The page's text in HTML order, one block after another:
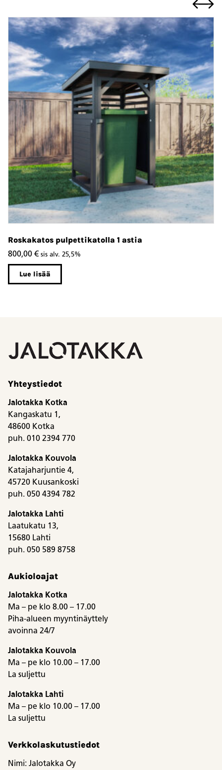
Roskakatos pulpettikatolla 1 astia
800,00 € sis alv. 25,5%
Lue lisää
Yhteystiedot
Jalotakka Kotka
Kangaskatu 1,
48600 Kotka
puh. 010 2394 770
Jalotakka Kouvola
Katajaharjuntie 4,
45720 Kuusankoski
puh. 050 4394 782
Jalotakka Lahti
Laatukatu 13,
15680 Lahti
puh. 050 589 8758
Aukioloajat
Jalotakka Kotka
Ma – pe klo 8.00 – 17.00
Piha-alueen myyntinäyttely
avoinna 24/7
Jalotakka Kouvola
Ma – pe klo 10.00 – 17.00
La suljettu
Jalotakka Lahti
Ma – pe klo 10.00 – 17.00
La suljettu
Verkkolaskutustiedot
Nimi: Jalotakka Oy